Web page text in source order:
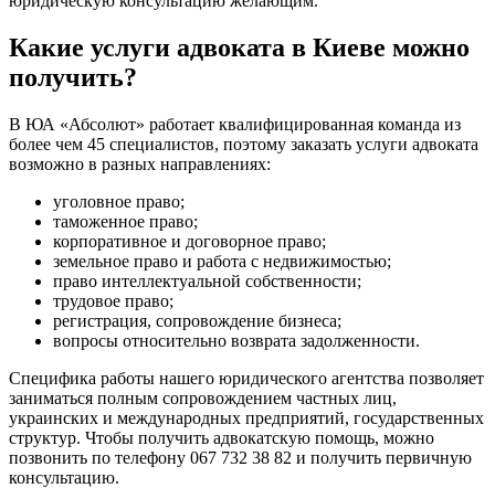
Какие услуги адвоката в Киеве можно
получить?
В ЮА «Абсолют» работает квалифицированная команда из
более чем 45 специалистов, поэтому заказать услуги адвоката
возможно в разных направлениях:
уголовное право;
таможенное право;
корпоративное и договорное право;
земельное право и работа с недвижимостью;
право интеллектуальной собственности;
трудовое право;
регистрация, сопровождение бизнеса;
вопросы относительно возврата задолженности.
Специфика работы нашего юридического агентства позволяет
заниматься полным сопровождением частных лиц,
украинских и международных предприятий, государственных
структур. Чтобы получить адвокатскую помощь, можно
позвонить по телефону 067 732 38 82 и получить первичную
консультацию.